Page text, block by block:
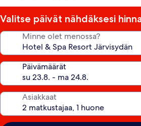
Valitse päivät nähdäksesi
Minne olet menossa?
Päivämäärät
Asiakkaat